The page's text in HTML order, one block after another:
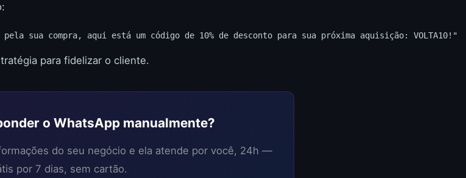
sua compra, aqui está um código de 10% de desconto para sua próxima aquisição: VOLTA10!"
para fidelizar o cliente.
o WhatsApp manualmente?
do seu negócio e ela atende por você, 24h —
por 7 dias, sem cartão.